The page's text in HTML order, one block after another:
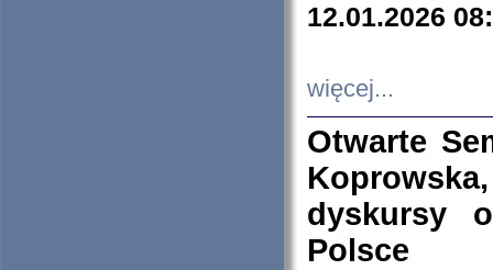
12.01.2026
więcej...
Otwarte
dyskursy
Polsce